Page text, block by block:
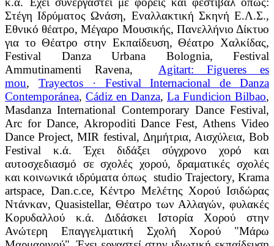
Στέγη Ιδρύματος Ωνάση, Εναλλακτική Σκηνή Ε.Λ.Σ.,
Εθνικό θέατρο, Μέγαρο Μουσικής, Πανελλήνιο Δίκτυο
για το Θέατρο στην Εκπαίδευση, Θέατρο Χαλκίδας,
Festival Danza Urbana Bolognia, Festival
Ammutinamenti Ravena, Agitart:Figueres es
mou, Trayectos· Festival Internacional de Danza
Contemporánea, Cádiz en Danza, La Fundicion Bilbao,
Masdanza International Contemporary Dance Festival,
Arc for Dance, Akropoditi Dance Fest, Athens Video
Dance Project, MIR festival, Δημήτρια, Αισχύλεια, Bob
Festival κ.ά. Έχει διδάξει σύγχρονο χορό και
αυτοσχεδιασμό σε σχολές χορού, δραματικές σχολές
και κοινωνικά ιδρύματα όπως studio Trajectory, Krama
artspace, Dan.c.ce, Κέντρο Μελέτης Χορού Ισιδώρας
Ντάνκαν, Quasistellar, Θέατρο των Αλλαγών, φυλακές
Κορυδαλλού κ.ά. Διδάσκει Ιστορία Χορού στην
Ανώτερη Επαγγελματική Σχολή Χορού "Μάρω